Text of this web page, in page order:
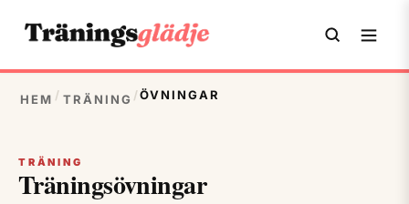
HEM / TRÄNING /ÖVNINGAR
TRÄNING
Träningsövningar